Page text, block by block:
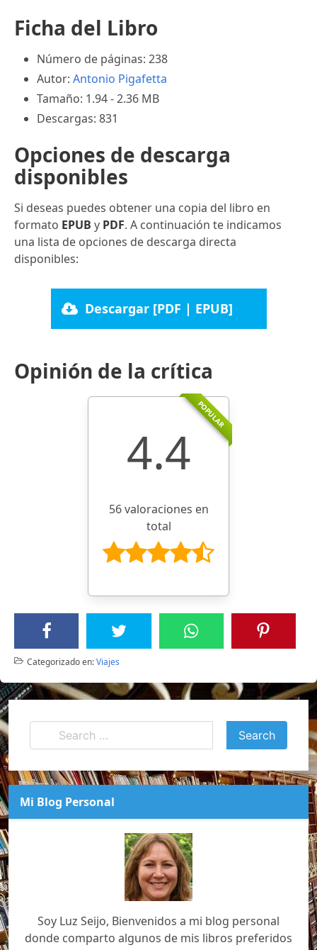
Ficha del Libro
Número de páginas: 238
Autor: Antonio Pigafetta
Tamaño: 1.94 - 2.36 MB
Descargas: 831
Opciones de descarga
disponibles
Si deseas puedes obtener una copia del libro en
formato EPUB y PDF. A continuación te indicamos
una lista de opciones de descarga directa
disponibles:
Descargar [PDF | EPUB]
Opinión de la crítica
POPULAR
4.4
56 valoraciones en
total
Categorizado en:Viajes
Mi Blog Personal
Soy Luz Seijo, Bienvenidos a mi blog personal
donde comparto algunos de mis libros preferidos